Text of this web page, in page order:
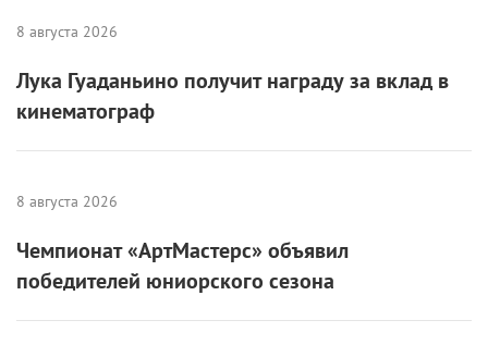
8 августа 2026
Лука Гуаданьино получит награду за вклад в
кинематограф
8 августа 2026
Чемпионат «АртМастерс» объявил
победителей юниорского сезона